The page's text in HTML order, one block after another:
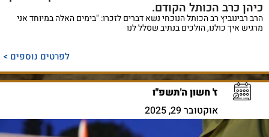
כיהן כרב הכותל הקודם.
הרב רבינוביץ רב הכותל הנוכחי נשא דברים לזכרו: "בימים האלה במיוחד אני
מרגיש איך כולנו, הולכים בנתיב שסלל לנו
לפרטים נוספים >
ז' חשון ה'תשפ"ו
אוקטובר 29, 2025